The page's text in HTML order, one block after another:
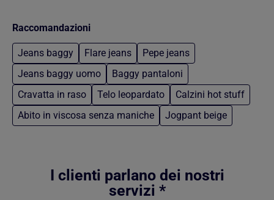
Raccomandazioni
Jeans baggy Flare jeans
Pepe jeans
Jeans baggy uomo
Baggy pantaloni
Cravatta in raso
Telo leopardato
Calzini hot stuff
Abito in viscosa senza maniche
Jogpant beige
I clienti parlano dei nostri
servizi *